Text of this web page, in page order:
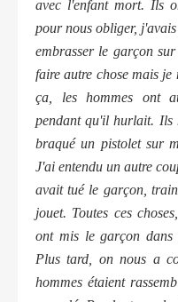
avec l'enfant mort. Ils
pour nous obliger,
embrasser le garçon
faire autre chose mais je
ça, les hommes ont
pendant qu'il hurlait. Ils
braqué un pistolet sur
J'ai entendu un autre
avait tué le garçon,
jouet. Toutes ces
ont mis le garçon
Plus tard, on nous a
hommes étaient